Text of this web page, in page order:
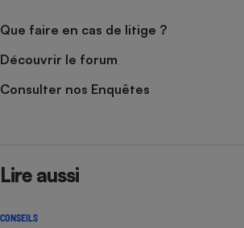
Que faire en cas de litige ?
Découvrir le forum
Consulter nos Enquêtes
Lire aussi
CONSEILS